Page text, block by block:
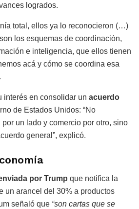
logrados.
total, ellos ya lo reconocieron (…)
los esquemas de coordinación,
e inteligencia, que ellos tienen
acá y cómo se coordina esa
interés en consolidar un acuerdo
de Estados Unidos: “No
un lado y comercio por otro, sino
general”, explicó.
por Trump que notifica la
un arancel del 30% a productos
señaló que “son cartas que se